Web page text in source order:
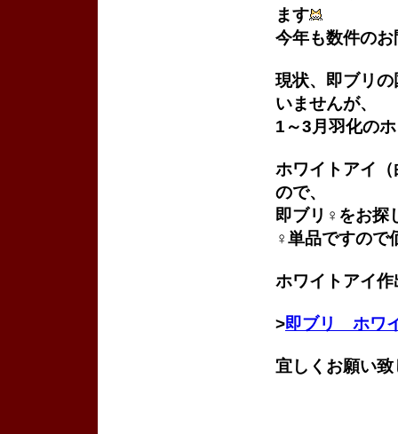
ます
今年も数件の
現状、即ブリ
いませんが、
1～3月羽化の
ホワイトアイ
ので、
即ブリ♀をお探
♀単品ですので
ホワイトアイ
>即ブリ ホワ
宜しくお願い